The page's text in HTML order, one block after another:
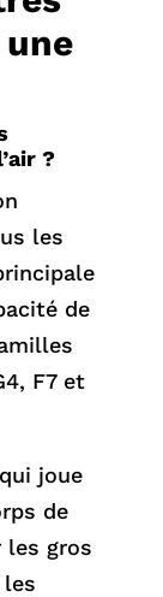
?
les
de
F7 et
joue
de
les gros